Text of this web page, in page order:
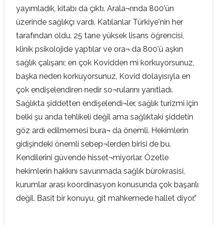
yayımladık, kitabı da çıktı. Arala¬rında 800'ün
üzerinde sağlıkçı vardı. Katılanlar Türkiye'nin her
tarafından oldu. 25 tane yüksek lisans öğrencisi,
klinik psikolojide yaptılar ve ora¬ da 800'ü aşkın
sağlık çalışanı; en çok Kovidden mi korkuyorsunuz,
başka neden korkuyorsunuz, Kovid dolayısıyla en
çok endişelendiren nedir so¬rularını yanıtladı.
Sağlıkta şiddetten endişelendi¬ler, sağlık turizmi için
belki şu anda tehlikeli değil ama sağlıktaki şiddetin
göz ardı edilmemesi bura¬ da önemli. Hekimlerin
gidişindeki önemli sebep¬lerden birisi de bu.
Kendilerini güvende hisset¬miyorlar. Özetle
hekimlerin hakkını savunmada sağlık bürokrasisi,
kurumlar arası koordinasyon konusunda çok başarılı
değil. Basit bir konuyu, git mahkemede hallet diyor.”